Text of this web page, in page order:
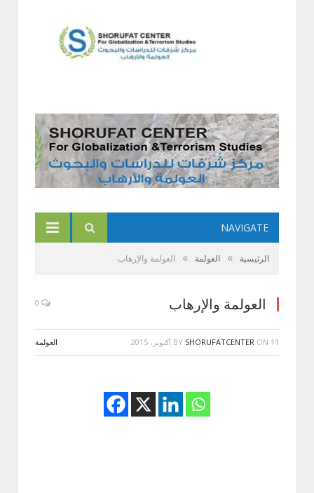
NAVIGATE
الرئيسية » العولمة » العولمة والإرهاب
العولمة والإرهاب
BY SHORUFATCENTER ON 11 أكتوبر، 2015 العولمة